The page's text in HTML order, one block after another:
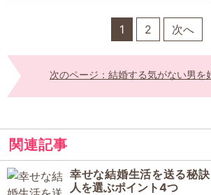
1 2 次へ
次のページ：結婚する気がない男を
関連記事
幸せな結婚生活を送る秘
人を選ぶポイント4つ